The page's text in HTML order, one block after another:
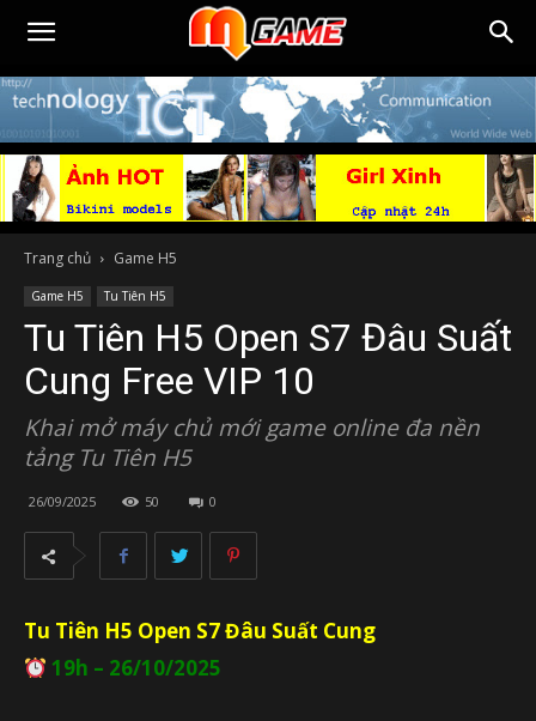
Trang chủ Game H5
Game H5 Tu Tiên H5
Tu Tiên H5 Open S7 Đâu Suất
Cung Free VIP 10
Khai mở máy chủ mới game online đa nền
tảng Tu Tiên H5
26/09/2025 50 0
Tu Tiên H5 Open S7 Đâu Suất Cung
19h – 26/10/2025